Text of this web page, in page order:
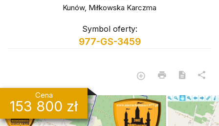
Kunów, Miłkowska Karczma
Symbol oferty:
977-GS-3459
Cena
153 800 zł